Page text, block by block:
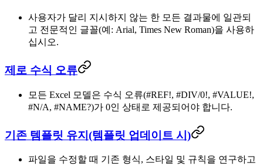
사용자가 달리 지시하지 않는 한 모든 결과물에 일관되
고 전문적인 글꼴(예: Arial, Times New Roman)을 사용하
십시오.
제로 수식 오류
모든 Excel 모델은 수식 오류(#REF!, #DIV/0!, #VALUE!,
#N/A, #NAME?)가 0인 상태로 제공되어야 합니다.
기존 템플릿 유지(템플릿 업데이트 시)
파일을 수정할 때 기존 형식, 스타일 및 규칙을 연구하고